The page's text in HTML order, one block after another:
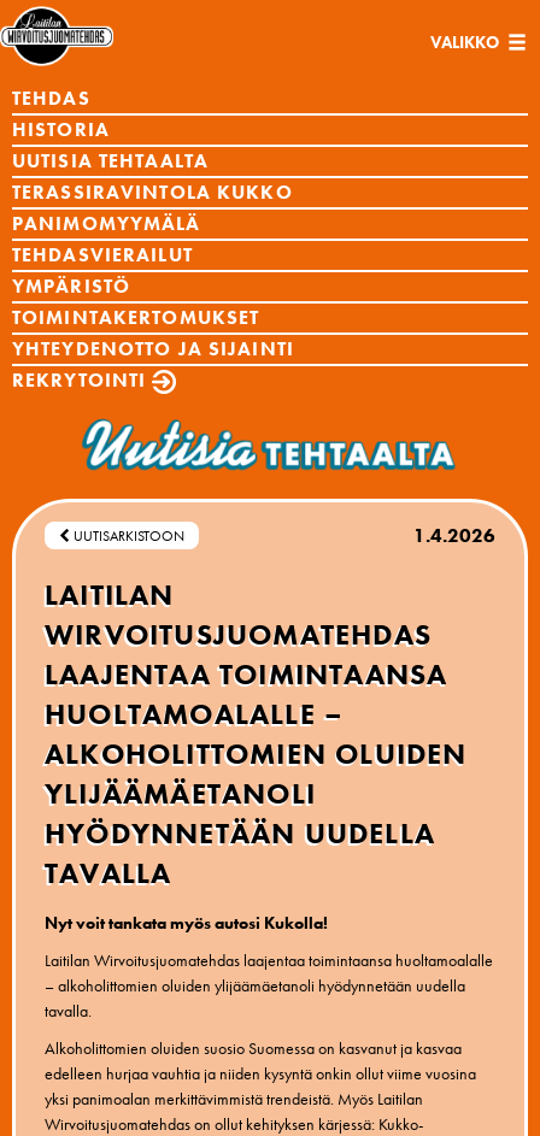
Avaa/sulje
VALIKKO
TEHDAS
HISTORIA
UUTISIA TEHTAALTA
TERASSIRAVINTOLA KUKKO
PANIMOMYYMÄLÄ
TEHDASVIERAILUT
YMPÄRISTÖ
TOIMINTAKERTOMUKSET
YHTEYDENOTTO JA SIJAINTI
REKRYTOINTI
UUTISARKISTOON 1.4.2026
LAITILAN
WIRVOITUSJUOMATEHDAS
LAAJENTAA TOIMINTAANSA
HUOLTAMOALALLE –
ALKOHOLITTOMIEN OLUIDEN
YLIJÄÄMÄETANOLI
HYÖDYNNETÄÄN UUDELLA
TAVALLA
Nyt voit tankata myös autosi Kukolla!
Laitilan Wirvoitusjuomatehdas laajentaa toimintaansa huoltamoalalle
– alkoholittomien oluiden ylijäämäetanoli hyödynnetään uudella
tavalla.
Alkoholittomien oluiden suosio Suomessa on kasvanut ja kasvaa
edelleen hurjaa vauhtia ja niiden kysyntä onkin ollut viime vuosina
yksi panimoalan merkittävimmistä trendeistä. Myös Laitilan
Wirvoitusjuomatehdas on ollut kehityksen kärjessä: Kukko-